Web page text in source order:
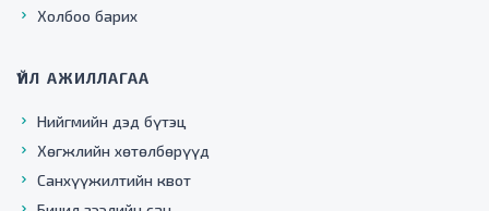
Холбоо барих
ҮЙЛ АЖИЛЛАГАА
Нийгмийн дэд бүтэц
Хөгжлийн хөтөлбөрүүд
Санхүүжилтийн квот